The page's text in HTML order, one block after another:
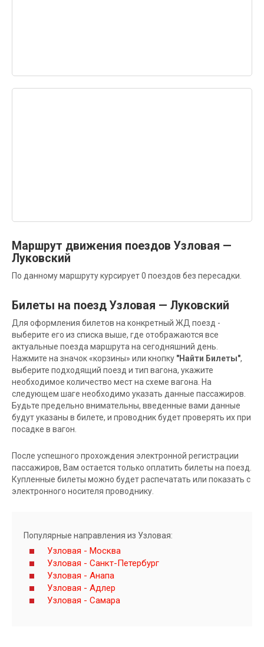
Маршрут движения поездов Узловая —
Луковский
По данному маршруту курсирует 0 поездов без пересадки.
Билеты на поезд Узловая — Луковский
Для оформления билетов на конкретный ЖД поезд -
выберите его из списка выше, где отображаются все
актуальные поезда маршрута на сегодняшний день.
Нажмите на значок «корзины» или кнопку "Найти Билеты",
выберите подходящий поезд и тип вагона, укажите
необходимое количество мест на схеме вагона. На
следующем шаге необходимо указать данные пассажиров.
Будьте предельно внимательны, введенные вами данные
будут указаны в билете, и проводник будет проверять их при
посадке в вагон.
После успешного прохождения электронной регистрации
пассажиров, Вам остается только оплатить билеты на поезд.
Купленные билеты можно будет распечатать или показать с
электронного носителя проводнику.
Популярные направления из Узловая:
Узловая - Москва
Узловая - Санкт-Петербург
Узловая - Анапа
Узловая - Адлер
Узловая - Самара